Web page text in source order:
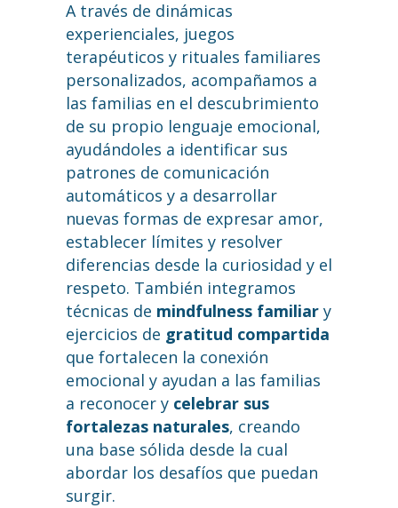
A través de dinámicas
experienciales, juegos
terapéuticos y rituales familiares
personalizados, acompañamos a
las familias en el descubrimiento
de su propio lenguaje emocional,
ayudándoles a identificar sus
patrones de comunicación
automáticos y a desarrollar
nuevas formas de expresar amor,
establecer límites y resolver
diferencias desde la curiosidad y el
respeto. También integramos
técnicas de mindfulness familiar y
ejercicios de gratitud compartida
que fortalecen la conexión
emocional y ayudan a las familias
a reconocer y celebrar sus
fortalezas naturales, creando
una base sólida desde la cual
abordar los desafíos que puedan
surgir.